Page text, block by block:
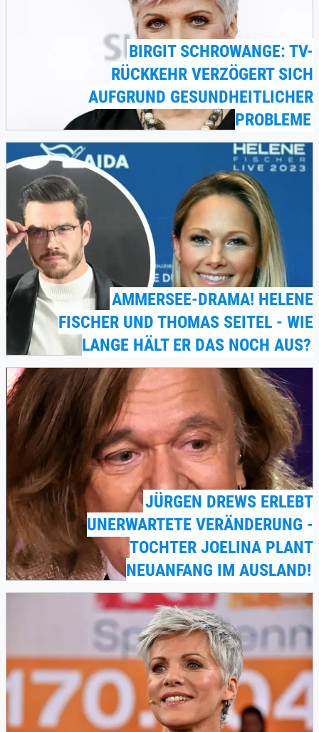
BIRGIT SCHROWANGE: TV-
RÜCKKEHR VERZÖGERT SICH
AUFGRUND GESUNDHEITLICHER
PROBLEME
AMMERSEE-DRAMA! HELENE
FISCHER UND THOMAS SEITEL - WIE
LANGE HÄLT ER DAS NOCH AUS?
JÜRGEN DREWS ERLEBT
UNERWARTETE VERÄNDERUNG -
TOCHTER JOELINA PLANT
NEUANFANG IM AUSLAND!